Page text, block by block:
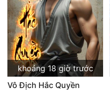
Mưu Mô
Mạt Thế
Mỹ Thực
Ngôn Tình
khoảng 18 giờ trước
Vô Địch Hắc Quyền